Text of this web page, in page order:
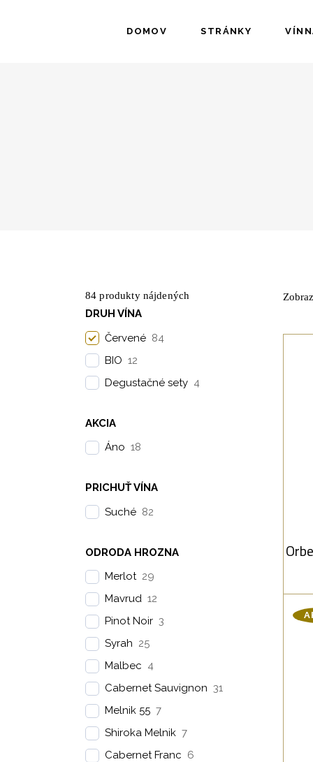
DOMOV STRÁNKY
84 produkty nájdených
DRUH VÍNA
Červené 84
BIO 12
Degustačné sety 4
AKCIA
Áno 18
PRICHUŤ VÍNA
Suché 82
ODRODA HROZNA
Merlot 29
Mavrud 12
Pinot Noir 3
Syrah 25
Malbec 4
Cabernet Sauvignon 31
Melnik 55 7
Shiroka Melnik 7
Cabernet Franc 6